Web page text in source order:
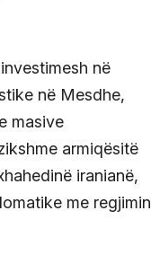
në
në Mesdhe,
masive
armiqësitë
iranianë,
me regjimin